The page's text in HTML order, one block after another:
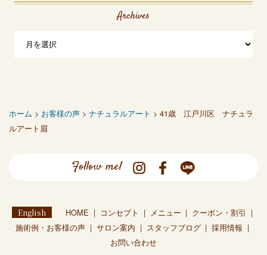
Archives
ホーム > お客様の声 > ナチュラルアート > 41歳 江戸川区 ナチュラ
ルアート眉
Follow me!
English HOME コンセプト メニュー
クーポン・割引
施術例・お客様の声
サロン案内 スタッフブログ
採用情報
お問い合わせ